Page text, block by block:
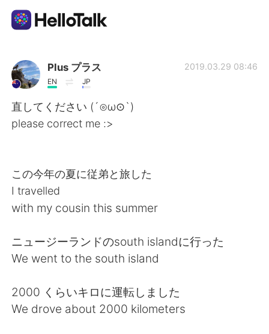
Приложение для Языкового Обмена
AI Grammar Checker
Русский
English 简体中文
繁體中文 Español
العربية Français
한국어 ไทย
Plus プラス
EN JP
2019.03.29 08:46
直してください (´⊙ω⊙`)
please correct me :>
この今年の夏に従弟と旅した
I travelled
with my cousin this summer
ニュージーランドのsouth islandに行った
We went to the south island
2000 くらいキロに運転しました
We drove about 2000 kilometers